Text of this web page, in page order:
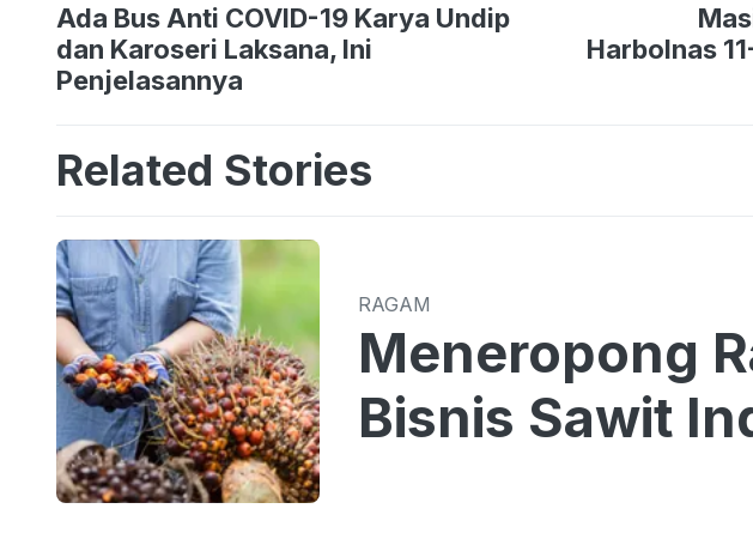
Ada Bus Anti COVID-19 Karya Undip
dan Karoseri Laksana, Ini
Penjelasannya
Harbolnas
Related Stories
RAGAM
Meneropong
Bisnis Sawit